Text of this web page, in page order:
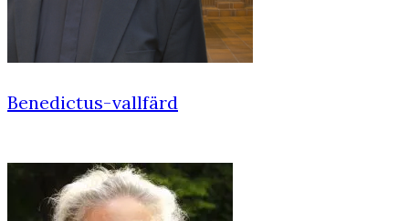
Benedictus-vallfärd